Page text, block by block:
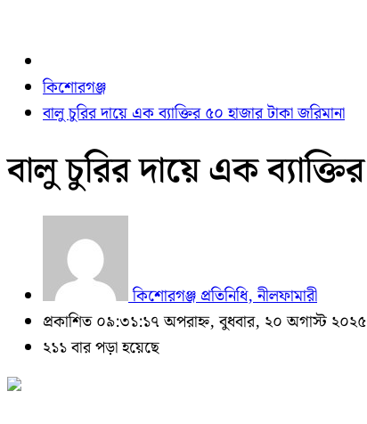
কিশোরগঞ্জ
বালু চুরির দায়ে এক ব্যাক্তির ৫০ হাজার টাকা জরিমানা
বালু চুরির দায়ে এক
কিশোরগঞ্জ প্রতিনিধি, নীলফামারী
প্রকাশিত ০৯:৩১:১৭ অপরাহ্ন, বুধবার, ২০ অগাস্ট ২০২৫
২১১ বার পড়া হয়েছে